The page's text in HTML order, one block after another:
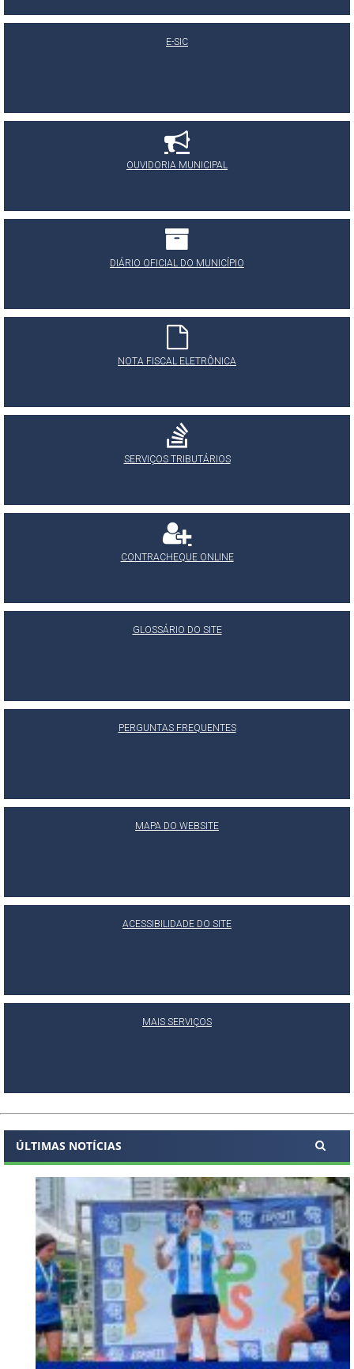
E-SIC
OUVIDORIA MUNICIPAL
DIÁRIO OFICIAL DO MUNICÍPIO
NOTA FISCAL ELETRÔNICA
SERVIÇOS TRIBUTÁRIOS
CONTRACHEQUE ONLINE
GLOSSÁRIO DO SITE
PERGUNTAS FREQUENTES
MAPA DO WEBSITE
ACESSIBILIDADE DO SITE
MAIS SERVIÇOS
ÚLTIMAS NOTÍCIAS